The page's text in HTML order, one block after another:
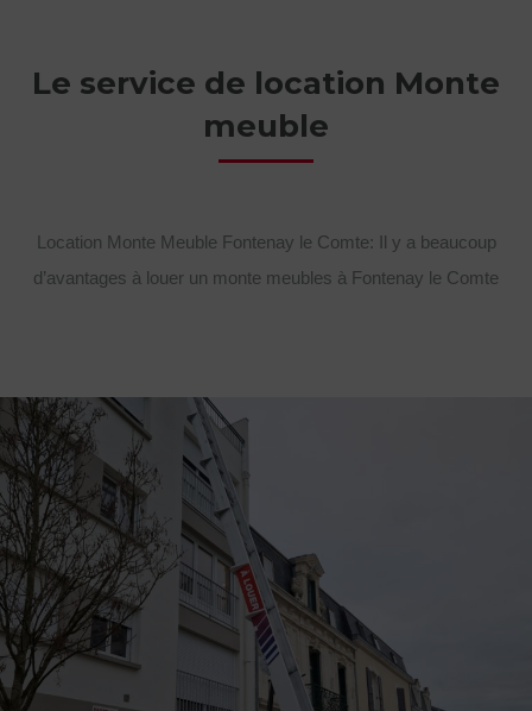
Le service de location Monte
meuble
Location Monte Meuble Fontenay le Comte: Il y a beaucoup
d’avantages à louer un monte meubles à Fontenay le Comte